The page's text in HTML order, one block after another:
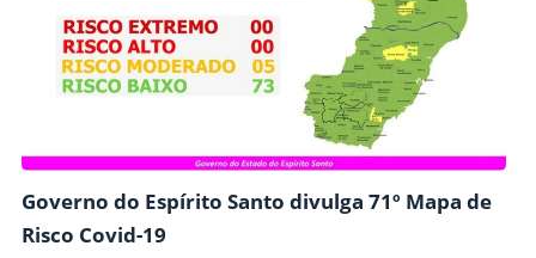
Governo do Espírito Santo divulga 71º Mapa de
Risco Covid-19